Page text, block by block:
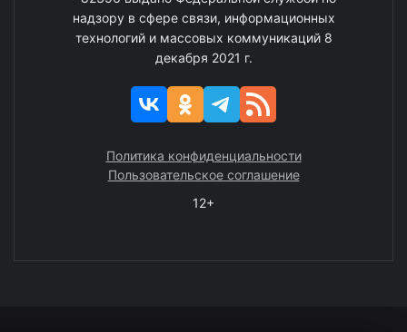
надзору в сфере связи, информационных
технологий и массовых коммуникаций 8
декабря 2021 г.
Политика конфиденциальности
Пользовательское соглашение
12+